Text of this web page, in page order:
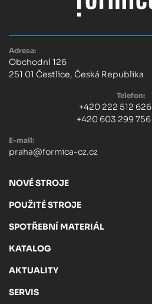
Adresa:
Obchodní 126
251 01 Čestlice, Česká Republika
Telefon:
+420 222 512 626
+420 603 299 756
E-mail:
praha@formica-cz.cz
NOVÉ STROJE
POUŽITÉ STROJE
SPOTŘEBNÍ MATERIÁL
KATALOG
AKTUALITY
SERVIS